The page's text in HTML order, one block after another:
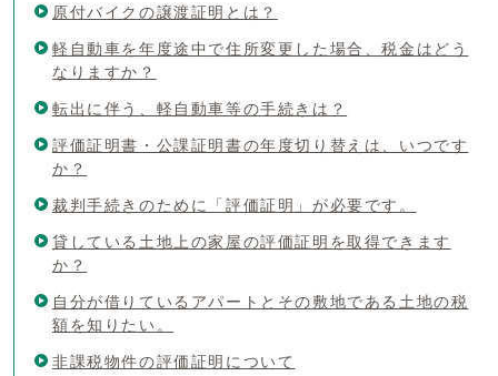
原付バイクの譲渡証明とは？
軽自動車を年度途中で住所変更した場合、税金はどう
なりますか？
転出に伴う、軽自動車等の手続きは？
評価証明書・公課証明書の年度切り替えは、いつです
か？
裁判手続きのために「評価証明」が必要です。
貸している土地上の家屋の評価証明を取得できます
か？
自分が借りているアパートとその敷地である土地の税
額を知りたい。
非課税物件の評価証明について